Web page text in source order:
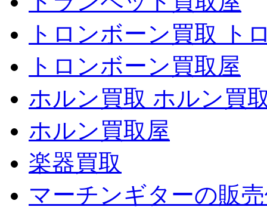
トロンボーン買取 ト
トロンボーン買取屋
ホルン買取 ホルン買
ホルン買取屋
楽器買取
マーチンギターの販